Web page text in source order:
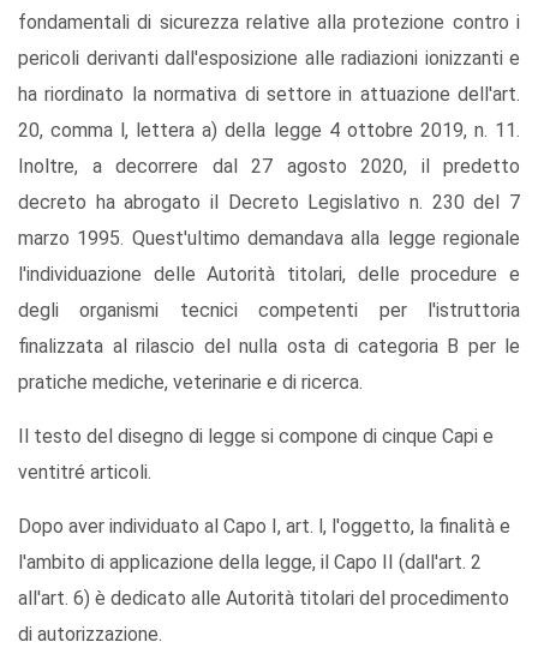
fondamentali di sicurezza relative alla protezione contro i
pericoli derivanti dall'esposizione alle radiazioni ionizzanti e
ha riordinato la normativa di settore in attuazione dell'art.
20, comma l, lettera a) della legge 4 ottobre 2019, n. 11.
Inoltre, a decorrere dal 27 agosto 2020, il predetto
decreto ha abrogato il Decreto Legislativo n. 230 del 7
marzo 1995. Quest'ultimo demandava alla legge regionale
l'individuazione delle Autorità titolari, delle procedure e
degli organismi tecnici competenti per l'istruttoria
finalizzata al rilascio del nulla osta di categoria B per le
pratiche mediche, veterinarie e di ricerca.
Il testo del disegno di legge si compone di cinque Capi e
ventitré articoli.
Dopo aver individuato al Capo I, art. l, l'oggetto, la finalità e
l'ambito di applicazione della legge, il Capo II (dall'art. 2
all'art. 6) è dedicato alle Autorità titolari del procedimento
di autorizzazione.